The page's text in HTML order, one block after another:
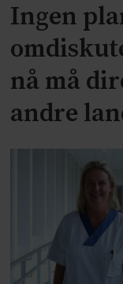
Ingen
nå må
andre